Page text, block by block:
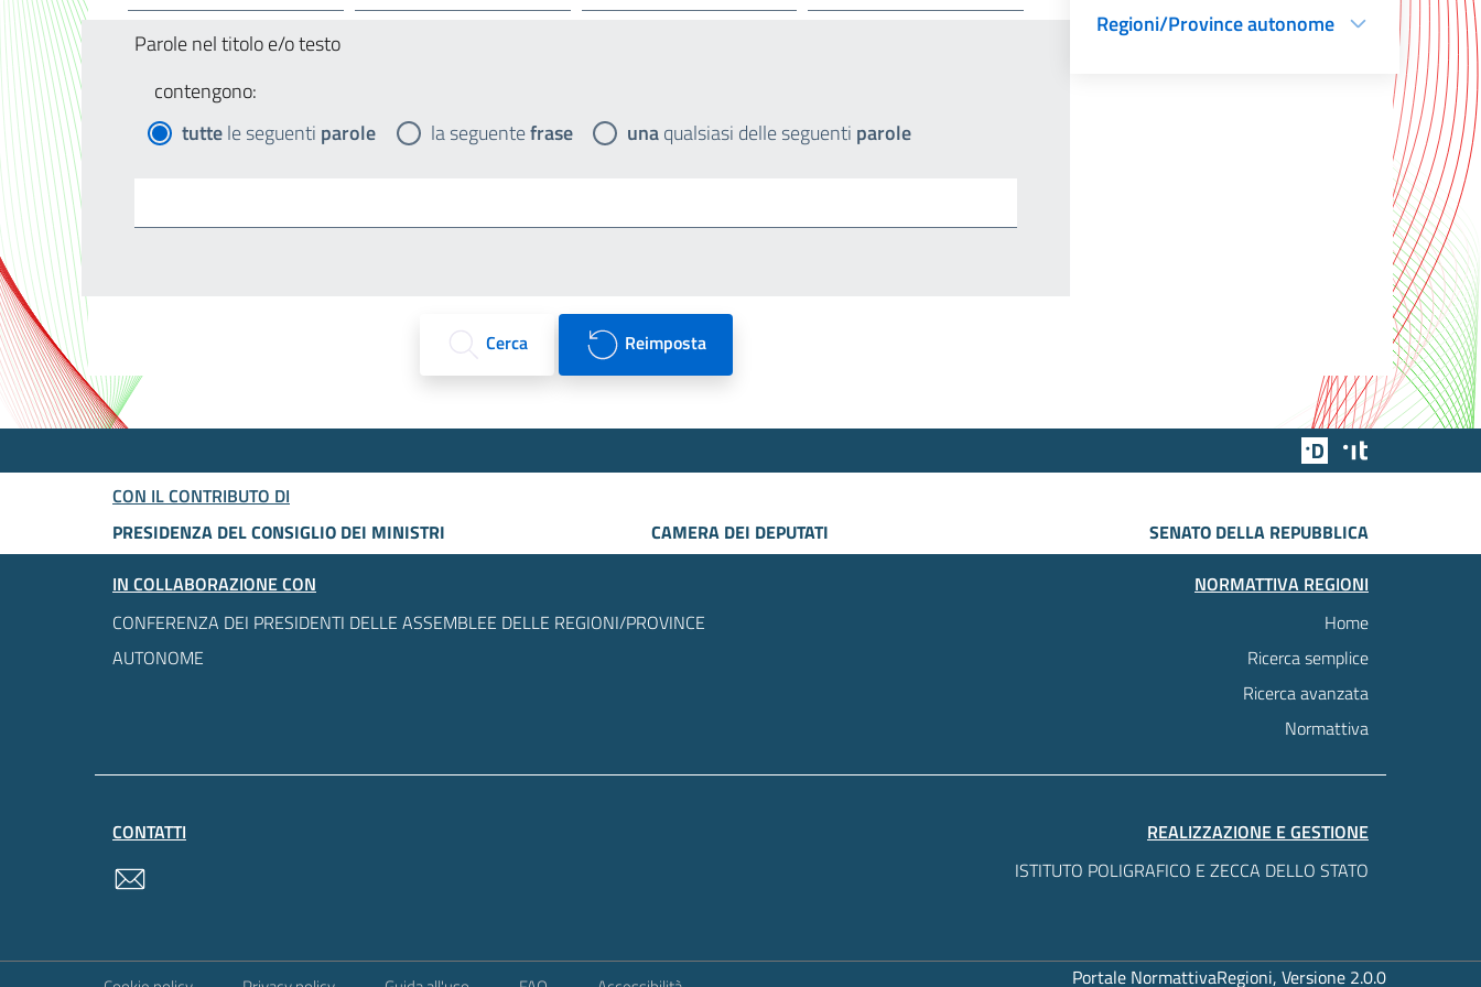
Parole nel titolo e/o testo
contengono:
tuttele seguenti parole la seguentefrase unaqualsiasi delle seguenti parole
Cerca Reimposta
Regioni/Province autonome
Team Digitale
CON IL CONTRIBUTO DI
PRESIDENZA DEL CONSIGLIO DEI MINISTRI
CAMERA DEI DEPUTATI
SENATO DELLA REPUBBLICA
IN COLLABORAZIONE CON
CONFERENZA DEI PRESIDENTI DELLE ASSEMBLEE DELLE REGIONI/PROVINCE
AUTONOME
NORMATTIVA REGIONI
Home
Ricerca semplice
Ricerca avanzata
Normattiva
CONTATTI
REALIZZAZIONE E GESTIONE
ISTITUTO POLIGRAFICO E ZECCA DELLO STATO
Portale NormattivaRegioni, Versione 2.0.0